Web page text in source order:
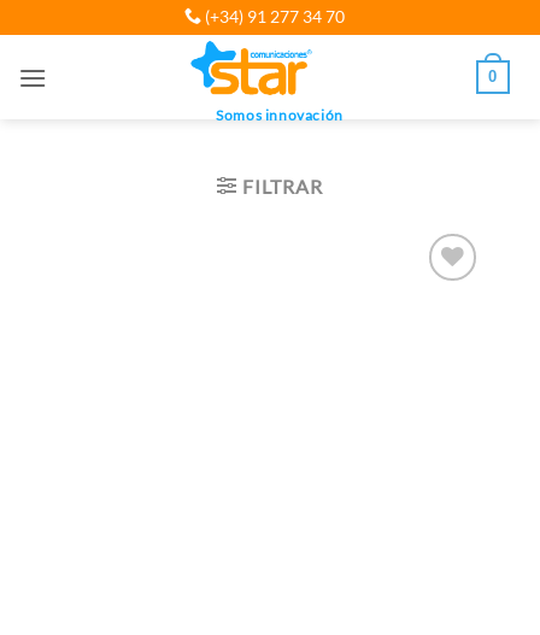
al
(+34) 91 277 34 70
Somos innovación
0
FILTRAR